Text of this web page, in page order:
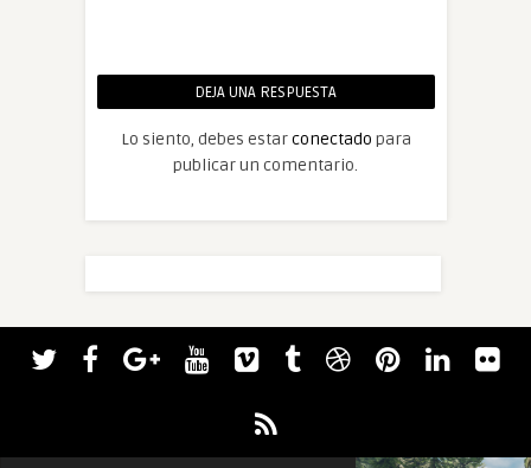
DEJA UNA RESPUESTA
Lo siento, debes estarconectado para
publicar un comentario.